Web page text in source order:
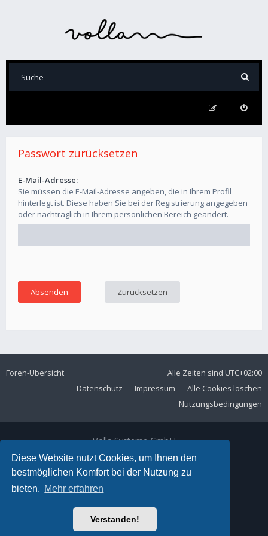
Diese Website nutzt Cookies, um Ihnen den
bestmöglichen Komfort bei der Nutzung zu
bieten. Mehr erfahren
Verstanden!
Passwort zurücksetzen
E-Mail-Adresse:
Sie müssen die E-Mail-Adresse angeben, die in Ihrem Profil
hinterlegt ist. Diese haben Sie bei der Registrierung angegeben
oder nachträglich in Ihrem persönlichen Bereich geändert.
Foren-Übersicht Alle Zeiten sind UTC+02:00
Alle Cookies löschen
Impressum
Datenschutz
Nutzungsbedingungen
Volla Systeme GmbH
Kölner Straße 102
42897 Remscheid
Telefon:+49 2191 59897 61
E-Mail:
Ariki Theme by